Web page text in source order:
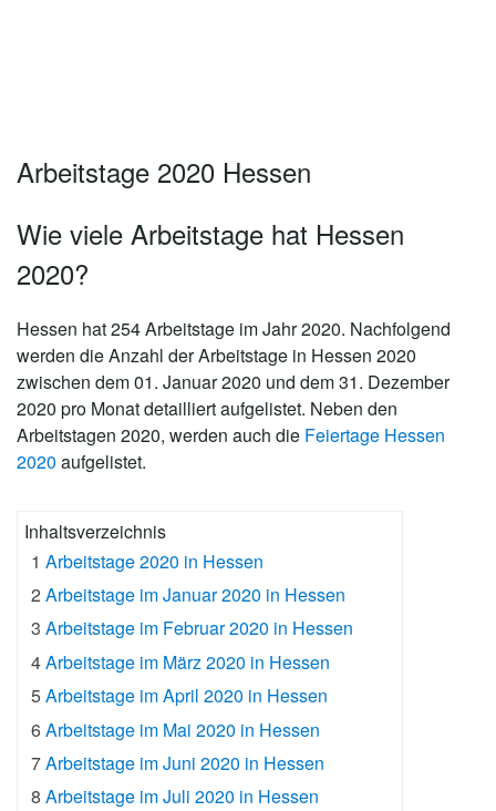
Arbeitstage 2020 Hessen
Wie viele Arbeitstage hat Hessen
2020?
Hessen hat 254 Arbeitstage im Jahr 2020. Nachfolgend
werden die Anzahl der Arbeitstage in Hessen 2020
zwischen dem 01. Januar 2020 und dem 31. Dezember
2020 pro Monat detailliert aufgelistet. Neben den
Arbeitstagen 2020, werden auch die Feiertage Hessen
2020 aufgelistet.
Inhaltsverzeichnis
1 Arbeitstage 2020 in Hessen
2 Arbeitstage im Januar 2020 in Hessen
3 Arbeitstage im Februar 2020 in Hessen
4Arbeitstage im März 2020 in Hessen
5Arbeitstage im April 2020 in Hessen
6Arbeitstage im Mai 2020 in Hessen
7Arbeitstage im Juni 2020 in Hessen
8 Arbeitstage im Juli 2020 in Hessen